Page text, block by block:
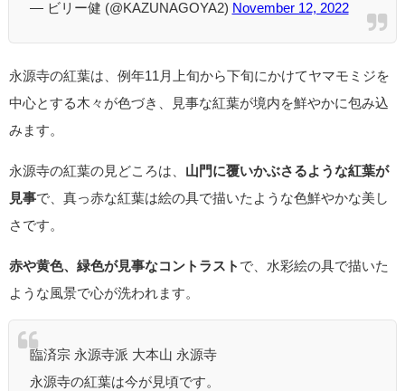
— ビリー健 (@KAZUNAGOYA2) November 12, 2022
永源寺の紅葉は、例年11月上旬から下旬にかけてヤマモミジを
中心とする木々が色づき、見事な紅葉が境内を鮮やかに包み込
みます。
永源寺の紅葉の見どころは、 山門に覆いかぶさるような紅葉が
見事で、真っ赤な紅葉は絵の具で描いたような色鮮やかな美し
さです。
赤や黄色、緑色が見事なコントラスト で、水彩絵の具で描いた
ような風景で心が洗われます。
臨済宗 永源寺派 大本山 永源寺
永源寺の紅葉は今が見頃です。